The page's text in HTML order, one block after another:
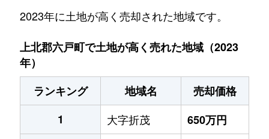
2023年に土地が高く売却された地域です。
上北郡六戸町で土地が高く売れた地域（2023
年）
ランキング
地域名
売却価格
1
大字折茂
650万円